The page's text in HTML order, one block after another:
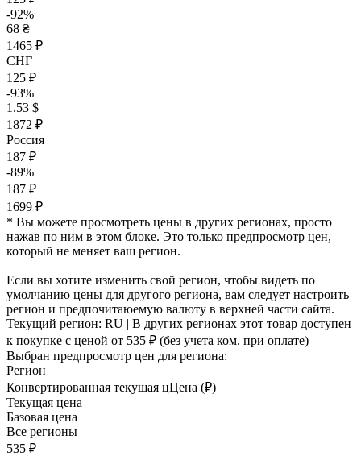
-92%
68 ₴
1465 ₽
СНГ
125 ₽
-93%
1.53 $
1872 ₽
Россия
187 ₽
-89%
187 ₽
1699 ₽
* Вы можете просмотреть цены в других регионах, просто
нажав по ним в этом блоке. Это только предпросмотр цен,
который не меняет ваш регион.
Если вы хотите изменить свой регион, чтобы видеть по
умолчанию цены для другого региона, вам следует настроить
регион и предпочитаюемую валюту в верхней части сайта.
Текущий регион: RU | В других регионах этот товар доступен
к покупке с ценой от 535 ₽ (без учета ком. при оплате)
Выбран предпросмотр цен для региона:
Регион
Конвертированная текущая цЦена (₽)
Текущая цена
Базовая цена
Все регионы
535 ₽